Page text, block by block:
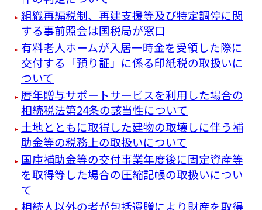
組織再編税制、再建支援等及び特定調停に関
する事前照会は国税局が窓口
有料老人ホームが入居一時金を受領した際に
交付する「預り証」に係る印紙税の取扱いに
ついて
暦年贈与サポートサービスを利用した場合の
相続税法第24条の該当性について
土地とともに取得した建物の取壊しに伴う補
助金等の税務上の取扱いについて
国庫補助金等の交付事業年度後に固定資産等
を取得等した場合の圧縮記帳の取扱いについ
て
相続人以外の者が包括遺贈により財産を取得